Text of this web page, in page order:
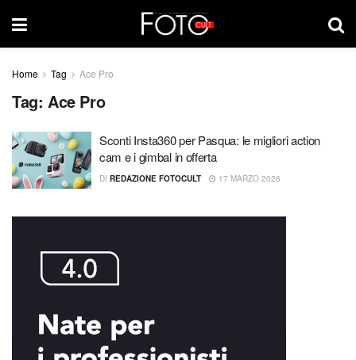
Home Tag Ace Pro
Tag: Ace Pro
Sconti Insta360 per Pasqua: le migliori action
cam e i gimbal in offerta
DI REDAZIONE FOTOCULT 17 MARZO 2026